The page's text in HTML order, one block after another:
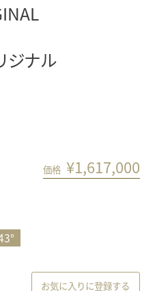
ジナル
価格 ¥1,617,000
お気に入りに登録する